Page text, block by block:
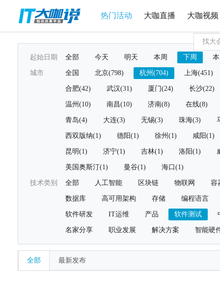
热门活动 大咖直播 大咖视频
起始日期 全部 今天 明天 本周 下周
城市 全国 北京(798) 杭州(704) 上海(451)
合肥(42) 武汉(31) 厦门(24) 长沙(22)
温州(10) 南昌(10) 济南(8) 在线(8)
青岛(4) 大连(3) 无锡(3) 珠海(3)
西双版纳(1) 德阳(1) 徐州(1) 咸阳(1)
昆明(1) 济宁(1) 吉林(1) 洛阳(1)
美国奥斯汀(1) 曼谷(1) 海口(1)
技术类别 全部 人工智能 区块链 物联网 容
数据库 高可用架构 存储 编程语言
软件研发 IT运维 产品 软件测试
名家分享 职业发展 解决方案 智能硬
全部 最新发布